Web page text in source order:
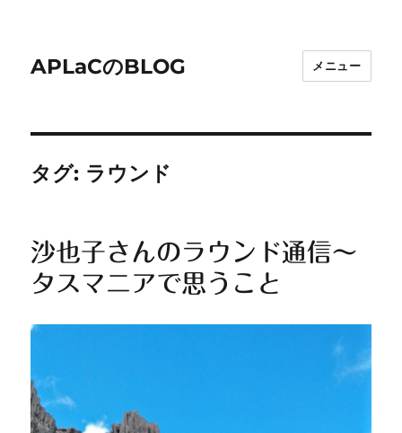
APLaCのBLOG メニュー
タグ: ラウンド
沙也子さんのラウンド通信～
タスマニアで思うこと